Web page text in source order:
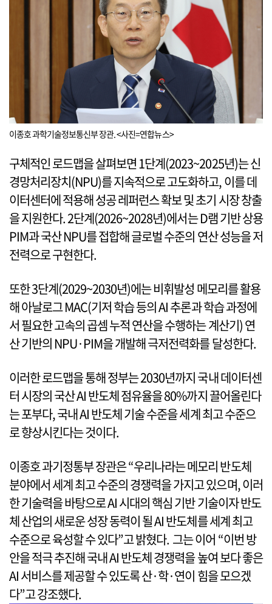
이종호 과학기술정보통신부 장관. <사진=연합뉴스>
구체적인 로드맵을 살펴보면 1단계(2023~2025년)는 신
경망처리장치(NPU)를 지속적으로 고도화하고, 이를 데
이터센터에 적용해 성공 레퍼런스 확보 및 초기 시장 창출
을 지원한다. 2단계(2026~2028년)에서는 D램 기반 상용
PIM과 국산 NPU를 접합해 글로벌 수준의 연산 성능을 저
전력으로 구현한다.
또한 3단계(2029~2030년)에는 비휘발성 메모리를 활용
해 아날로그 MAC(기저 학습 등의 AI 추론과 학습 과정에
서 필요한 고속의 곱셈 누적 연산을 수행하는 계산기) 연
산 기반의 NPU·PIM을 개발해 극저전력화를 달성한다.
이러한 로드맵을 통해 정부는 2030년까지 국내 데이터센
터 시장의 국산 AI 반도체 점유율을 80%까지 끌어올린다
는 포부다, 국내 AI 반도체 기술 수준을 세계 최고 수준으
로 향상시킨다는 것이다.
이종호 과기정통부 장관은 “우리나라는 메모리 반도체
분야에서 세계 최고 수준의 경쟁력을 가지고 있으며, 이러
한 기술력을 바탕으로 AI 시대의 핵심 기반 기술이자 반도
체 산업의 새로운 성장 동력이 될 AI 반도체를 세계 최고
수준으로 육성할 수 있다”고 밝혔다. 그는 이어 “이번 방
안을 적극 추진해 국내 AI 반도체 경쟁력을 높여 보다 좋은
AI 서비스를 제공할 수 있도록 산·학·연이 힘을 모으겠
다”고 강조했다.